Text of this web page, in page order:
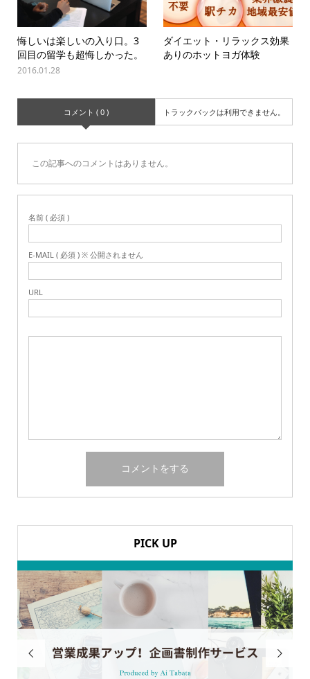
悔しいは楽しいの入り口。3
回目の留学も超悔しかった。
2016.01.28
ダイエット・リラックス効果
ありのホットヨガ体験
コメント ( 0 ) トラックバックは利用できません。
この記事へのコメントはありません。
名前 ( 必須 )
E-MAIL ( 必須 ) ※ 公開されません
URL
PICK UP
 